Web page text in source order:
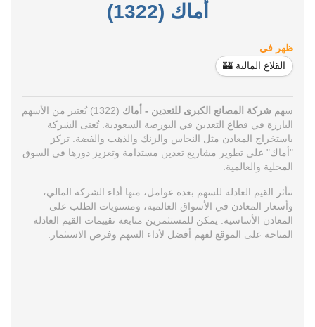
أماك (1322)
ظهر في
القلاع المالية 🏰
سهم شركة المصانع الكبرى للتعدين - أماك
(1322) يُعتبر من الأسهم
البارزة في قطاع التعدين في البورصة السعودية. تُعنى الشركة
باستخراج المعادن مثل النحاس والزنك والذهب والفضة. تركز
"أماك" على تطوير مشاريع تعدين مستدامة وتعزيز دورها في السوق
المحلية والعالمية.
تتأثر القيم العادلة للسهم بعدة عوامل، منها أداء الشركة المالي،
وأسعار المعادن في الأسواق العالمية، ومستويات الطلب على
المعادن الأساسية. يمكن للمستثمرين متابعة تقييمات القيم العادلة
المتاحة على الموقع لفهم أفضل لأداء السهم وفرص الاستثمار.